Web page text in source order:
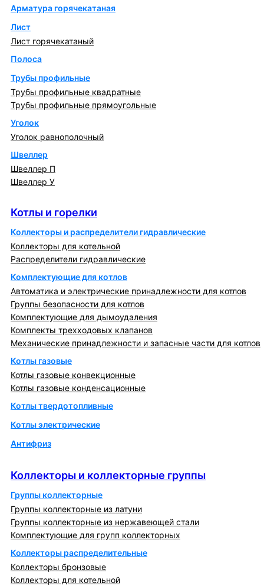
Арматура горячекатаная
Лист
Лист горячекатаный
Полоса
Трубы профильные
Трубы профильные квадратные
Трубы профильные прямоугольные
Уголок
Уголок равнополочный
Швеллер
Швеллер П
Швеллер У
Котлы и горелки
Коллекторы и распределители гидравлические
Коллекторы для котельной
Распределители гидравлические
Комплектующие для котлов
Автоматика и электрические принадлежности для котлов
Группы безопасности для котлов
Комплектующие для дымоудаления
Комплекты трехходовых клапанов
Механические принадлежности и запасные части для котлов
Котлы газовые
Котлы газовые конвекционные
Котлы газовые конденсационные
Котлы твердотопливные
Котлы электрические
Антифриз
Коллекторы и коллекторные группы
Группы коллекторные
Группы коллекторные из латуни
Группы коллекторные из нержавеющей стали
Комплектующие для групп коллекторных
Коллекторы распределительные
Коллекторы бронзовые
Коллекторы для котельной